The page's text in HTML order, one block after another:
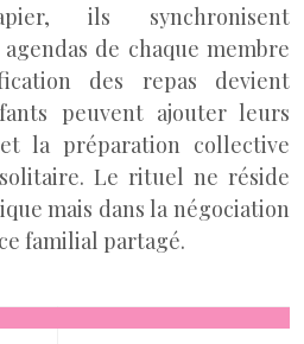
ils synchronisent
de chaque membre
des repas devient
peuvent ajouter leurs
la préparation collective
Le rituel ne réside
mais dans la négociation
familial partagé.